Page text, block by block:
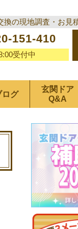
換の現地調査・お見
151-410
受付中
ログ
玄関ドア
Q&A